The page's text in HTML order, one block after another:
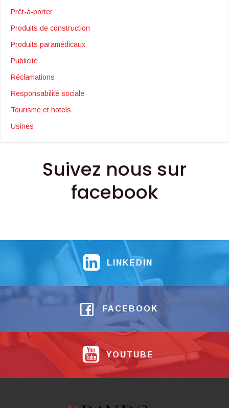
Prêt-à-porter
Produits de construction
Produits paramédicaux
Publicité
Réclamations
Responsabilité sociale
Tourisme et hotels
Usines
Suivez nous sur
facebook
LINKEDIN
FACEBOOK
YOUTUBE